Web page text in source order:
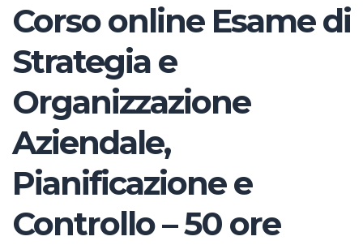
Corso online Esame di
Strategia e
Organizzazione
Aziendale,
Pianificazione e
Controllo – 50 ore